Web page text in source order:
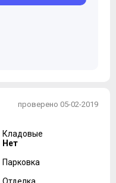
проверено 05-02-2019
Кладовые
Нет
Парковка